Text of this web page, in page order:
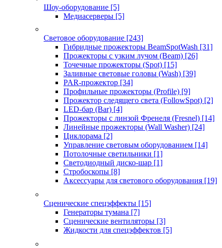
Шоу-оборудование [5]
Медиасерверы [5]
Световое оборудование [243]
Гибридные прожекторы BeamSpotWash [31]
Прожекторы с узким лучом (Beam) [26]
Точечные прожекторы (Spot) [15]
Заливные световые головы (Wash) [39]
PAR-прожектор [34]
Профильные прожекторы (Profile) [9]
Прожектор следящего света (FollowSpot) [2]
LED-бар (Bar) [4]
Прожекторы с линзой Френеля (Fresnel) [14]
Линейные прожекторы (Wall Washer) [24]
Циклорама [2]
Управление световым оборудованием [14]
Потолочные светильники [1]
Светодиодный диско-шар [1]
Стробоскопы [8]
Аксессуары для светового оборудования [19]
Сценические спецэффекты [15]
Генераторы тумана [7]
Сценические вентиляторы [3]
Жидкости для спецэффектов [5]